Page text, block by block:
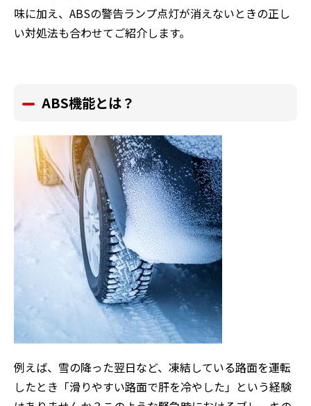
味に加え、ABSの警告ランプ点灯が消えないときの正し
い対処法も合わせてご紹介します。
ABS機能とは？
例えば、雪の降った翌日など、凍結している路面を運転
したとき「滑りやすい路面で肝を冷やした」という経験